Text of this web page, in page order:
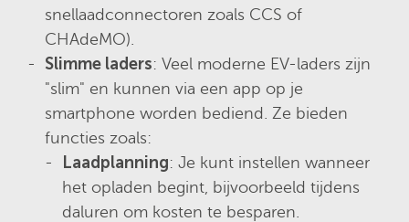
snellaadconnectoren zoals CCS of
CHAdeMO).
Slimme laders: Veel moderne EV-laders zijn
"slim" en kunnen via een app op je
smartphone worden bediend. Ze bieden
functies zoals:
Laadplanning: Je kunt instellen wanneer
het opladen begint, bijvoorbeeld tijdens
daluren om kosten te besparen.